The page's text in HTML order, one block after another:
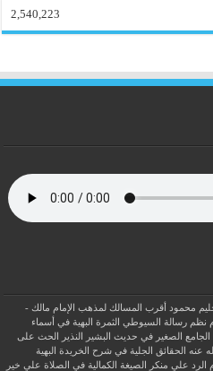
2,540,223
محمود
أقرب المسالك لمذهب الإمام مالك -
نظم رسالة السيوطي
الثمرة البهية في أسماء
الجامع الصغير في حديث البشير النذير
الحث على
عنه
الحقائق الجلية في شرح الخريدة البهية
الرد علي منكر الصيغة الكمالية في الصلاة علي خير